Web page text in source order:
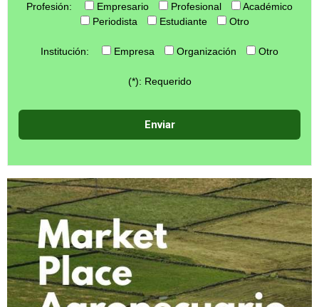
Profesión: Empresario Profesional
Académico
Periodista
Estudiante Otro
Institución: Empresa Organización Otro
(*): Requerido